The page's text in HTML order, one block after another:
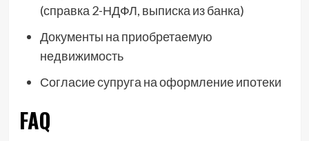
(справка 2-НДФЛ, выписка из банка)
Документы на приобретаемую
недвижимость
Согласие супруга на оформление ипотеки
FAQ